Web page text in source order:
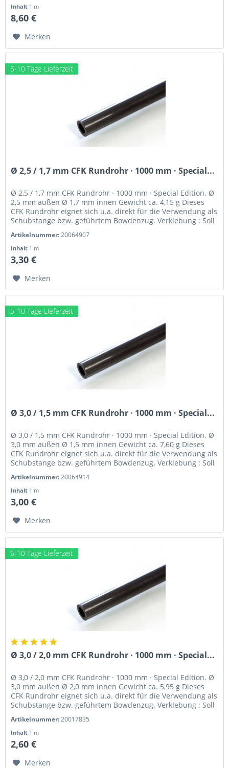
Inhalt 1 m
8,60 €
Merken
5-10 Tage Lieferzeit
Ø 2,5 / 1,7 mm CFK Rundrohr · 1000 mm · Special...
Ø 2,5 / 1,7 mm CFK Rundrohr · 1000 mm · Special Edition. Ø
2,5 mm außen Ø 1,7 mm innen Gewicht ca. 4,15 g Dieses
CFK Rundrohr eignet sich u.a. direkt für die Verwendung als
Schubstange bzw. geführtem Bowdenzug. Verklebung : Soll
Artikelnummer:20064907
Inhalt 1 m
3,30 €
Merken
5-10 Tage Lieferzeit
Ø 3,0 / 1,5 mm CFK Rundrohr · 1000 mm · Special...
Ø 3,0 / 1,5 mm CFK Rundrohr · 1000 mm · Special Edition. Ø
3,0 mm außen Ø 1,5 mm innen Gewicht ca. 7,60 g Dieses
CFK Rundrohr eignet sich u.a. direkt für die Verwendung als
Schubstange bzw. geführtem Bowdenzug. Verklebung : Soll
Artikelnummer:20064914
Inhalt 1 m
3,00 €
Merken
5-10 Tage Lieferzeit
Ø 3,0 / 2,0 mm CFK Rundrohr · 1000 mm · Special...
Ø 3,0 / 2,0 mm CFK Rundrohr · 1000 mm · Special Edition. Ø
3,0 mm außen Ø 2,0 mm innen Gewicht ca. 5,95 g Dieses
CFK Rundrohr eignet sich u.a. direkt für die Verwendung als
Schubstange bzw. geführtem Bowdenzug. Verklebung : Soll
Artikelnummer:20017835
Inhalt 1 m
2,60 €
Merken